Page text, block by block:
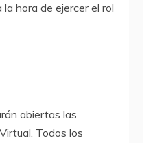
hora de ejercer el rol
abiertas las
Todos los